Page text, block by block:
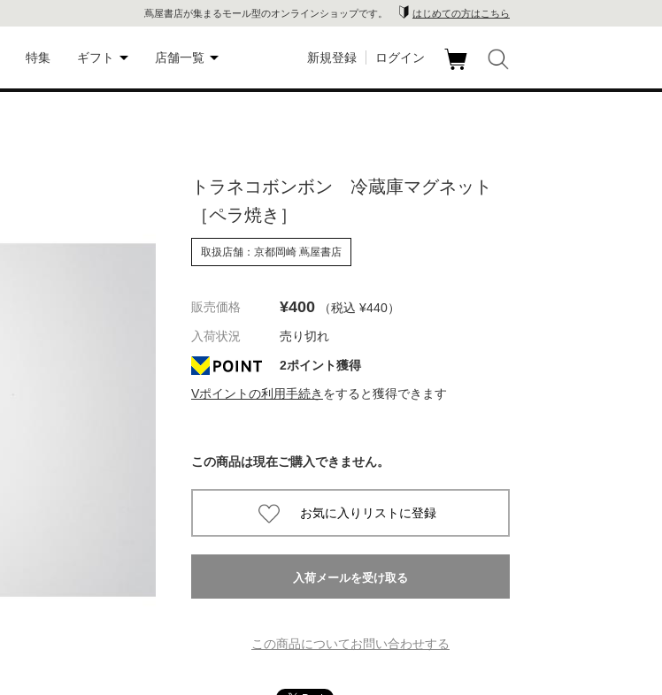
蔦屋書店が集まるモール型のオンラインショップです。 はじめての方はこちら
特集 ギフト 店舗一覧
代官山 蔦
屋書店
書店
屋書店
京都岡崎
蔦屋書店
書店
枚方 蔦屋
新規登録 ログイン
トラネコボンボン 冷蔵庫マグネット
［ペラ焼き］
取扱店舗：京都岡崎 蔦屋書店
販売価格 ¥400 （税込 ¥440）
入荷状況
売り切れ
2ポイント獲得
Vポイントの利用手続き をすると獲得できます
この商品は現在ご購入できません。
この商品についてお問い合わせする